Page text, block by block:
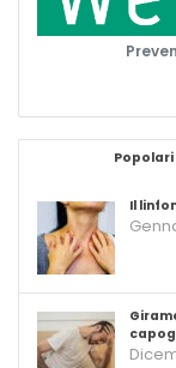
Popolari
Il